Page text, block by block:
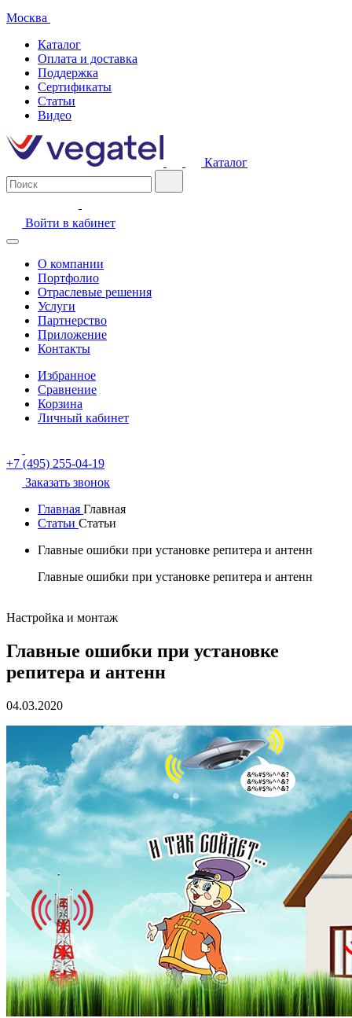
Москва
Каталог
Оплата и доставка
Поддержка
Сертификаты
Статьи
Видео
Каталог
Войти в кабинет
О компании
Портфолио
Отраслевые решения
Услуги
Партнерство
Приложение
Контакты
Избранное
Сравнение
Корзина
Личный кабинет
+7 (495) 255-04-19
Заказать звонок
Главная Главная
Статьи Статьи
Главные ошибки при установке репитера и антенн
Главные ошибки при установке репитера и антенн
Настройка и монтаж
Главные ошибки при установке
репитера и антенн
04.03.2020